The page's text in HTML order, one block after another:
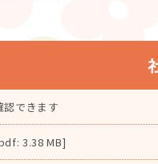
できます
3.38 MB]